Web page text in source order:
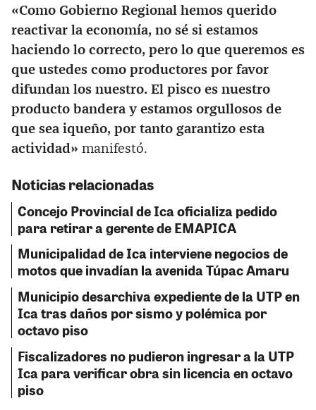
«Como Gobierno Regional hemos querido
reactivar la economía, no sé si estamos
haciendo lo correcto, pero lo que queremos es
que ustedes como productores por favor
difundan los nuestro. El pisco es nuestro
producto bandera y estamos orgullosos de
que sea iqueño, por tanto garantizo esta
actividad» manifestó.
Noticias relacionadas
Concejo Provincial de Ica oficializa pedido
para retirar a gerente de EMAPICA
Municipalidad de Ica interviene negocios de
motos que invadían la avenida Túpac Amaru
Municipio desarchiva expediente de la UTP en
Ica tras daños por sismo y polémica por
octavo piso
Fiscalizadores no pudieron ingresar a la UTP
Ica para verificar obra sin licencia en octavo
piso